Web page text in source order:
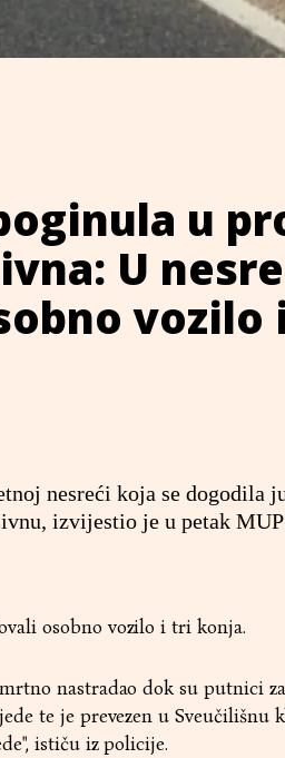
u
U
vozilo
nesreći koja se dogodila
izvijestio je u petak MUP
osobno vozilo i tri konja.
nastradao dok su putnici
te je prevezen u
ističu iz policije.